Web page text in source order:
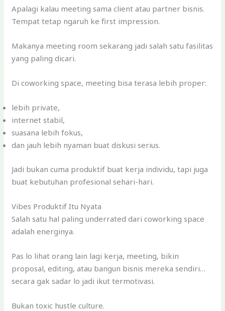
Apalagi kalau meeting sama client atau partner bisnis.
Tempat tetap ngaruh ke first impression.
Makanya meeting room sekarang jadi salah satu fasilitas
yang paling dicari.
Di coworking space, meeting bisa terasa lebih proper:
lebih private,
internet stabil,
suasana lebih fokus,
dan jauh lebih nyaman buat diskusi serius.
Jadi bukan cuma produktif buat kerja individu, tapi juga
buat kebutuhan profesional sehari-hari.
Vibes Produktif Itu Nyata
Salah satu hal paling underrated dari coworking space
adalah energinya.
Pas lo lihat orang lain lagi kerja, meeting, bikin
proposal, editing, atau bangun bisnis mereka sendiri…
secara gak sadar lo jadi ikut termotivasi.
Bukan toxic hustle culture.